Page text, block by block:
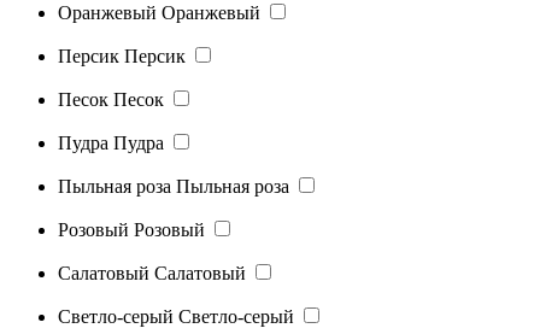
Оранжевый Оранжевый
Персик Персик
Песок Песок
Пудра Пудра
Пыльная роза Пыльная роза
Розовый Розовый
Салатовый Салатовый
Светло-серый Светло-серый